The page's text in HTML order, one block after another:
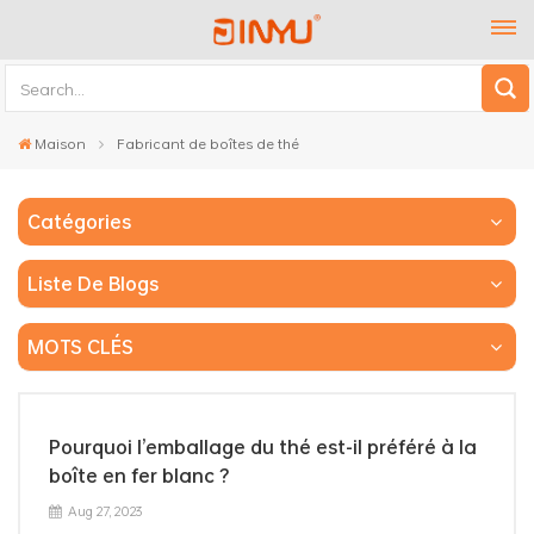
Maison Fabricant de boîtes de thé
Catégories
Liste De Blogs
MOTS CLÉS
Pourquoi l’emballage du thé est-il préféré à la
boîte en fer blanc ?
Aug 27, 2023